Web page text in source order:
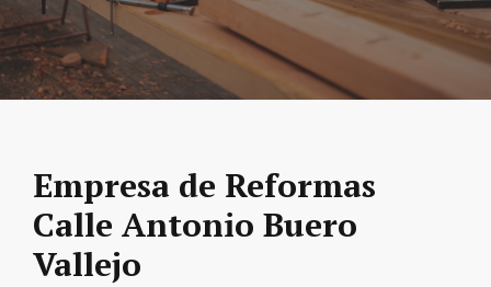
Empresa de Reformas
Calle Antonio Buero
Vallejo